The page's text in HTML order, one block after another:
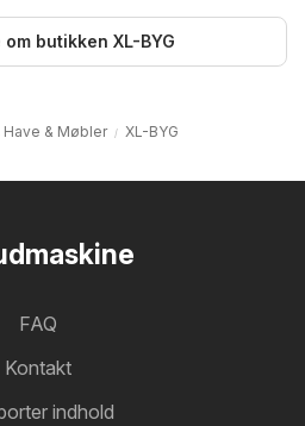
butikken XL-BYG
Have & Møbler XL-BYG
FAQ
Kontakt
indhold